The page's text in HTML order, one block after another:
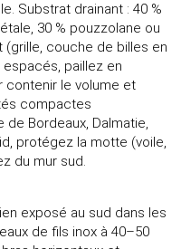
Substrat drainant : 40 %
30 % pouzzolane ou
(grille, couche de billes en
paillez en
contenir le volume et
compactes
Bordeaux, Dalmatie,
protégez la motte (voile,
du mur sud.
exposé au sud dans les
de fils inox à 40–50